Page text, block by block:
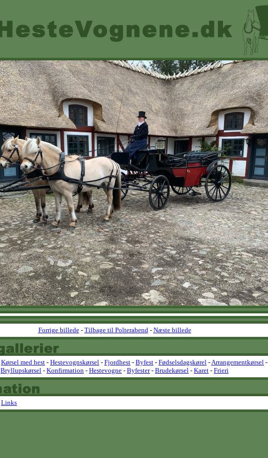
Forrige billede- Tilbage til Polterabend- Næste billede
Kørsel med hest - Hestevognskørsel - Fjordhest - Byfest - Fødselsdagskørel -Arrangementkørsel -
Bryllupskørsel - Konfirmation - Hestevogne - Byfester- Brudekørsel - Karet - Frieri
Links